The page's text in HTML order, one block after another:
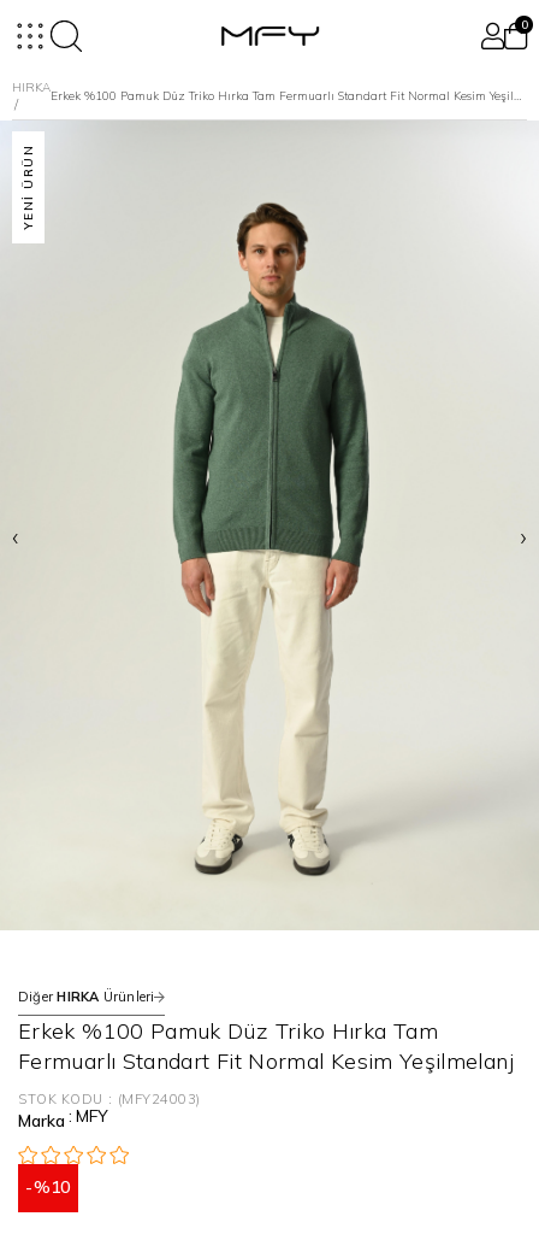
0
HIRKA
‹ ›
YENI ÜRÜN
Erkek %100 Pamuk Düz Triko Hırka Tam
Fermuarlı Standart Fit Normal Kesim Yeşilmelanj
DiğerHIRKA Ürünleri
STOK KODU (MFY24003)
Marka: MFY
10